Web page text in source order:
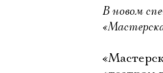
В новом